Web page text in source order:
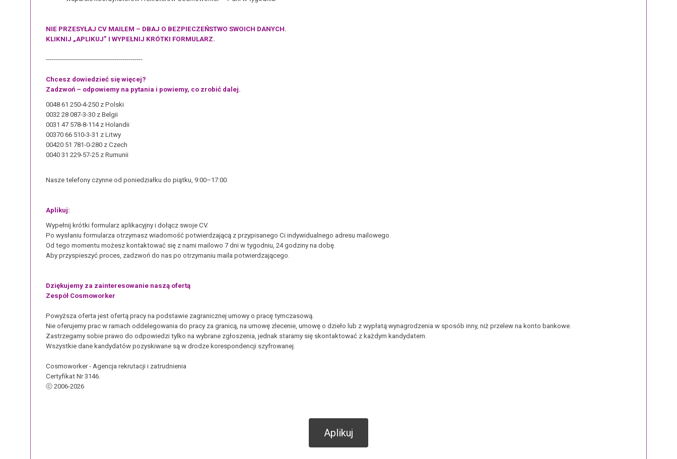
NIE PRZESYŁAJ CV MAILEM – DBAJ O BEZPIECZEŃSTWO SWOICH DANYCH.
KLIKNIJ „APLIKUJ” I WYPEŁNIJ KRÓTKI FORMULARZ.
------------------------------------------------
Chcesz dowiedzieć się więcej?
Zadzwoń – odpowiemy na pytania i powiemy, co zrobić dalej.
0048 61 250-4-250 z Polski
0032 28 087-3-30 z Belgii
0031 47 578-8-114 z Holandii
00370 66 510-3-31 z Litwy
00420 51 781-0-280 z Czech
0040 31 229-57-25 z Rumunii
Nasze telefony czynne od poniedziałku do piątku, 9:00–17:00.
Aplikuj:
Wypełnij krótki formularz aplikacyjny i dołącz swoje CV.
Po wysłaniu formularza otrzymasz wiadomość potwierdzającą z przypisanego Ci indywidualnego adresu mailowego.
Od tego momentu możesz kontaktować się z nami mailowo 7 dni w tygodniu, 24 godziny na dobę.
Aby przyspieszyć proces, zadzwoń do nas po otrzymaniu maila potwierdzającego.
Dziękujemy za zainteresowanie naszą ofertą
Zespół Cosmoworker
Powyższa oferta jest ofertą pracy na podstawie zagranicznej umowy o pracę tymczasową.
Nie oferujemy prac w ramach oddelegowania do pracy za granicą, na umowę zlecenie, umowę o dzieło lub z wypłatą wynagrodzenia w sposób inny, niż przelew na konto bankowe.
Zastrzegamy sobie prawo do odpowiedzi tylko na wybrane zgłoszenia, jednak staramy się skontaktować z każdym kandydatem.
Wszystkie dane kandydatów pozyskiwane są w drodze korespondencji szyfrowanej.
Cosmoworker - Agencja rekrutacji i zatrudnienia
Certyfikat Nr 3146.
ⓒ 2006-2026
Aplikuj